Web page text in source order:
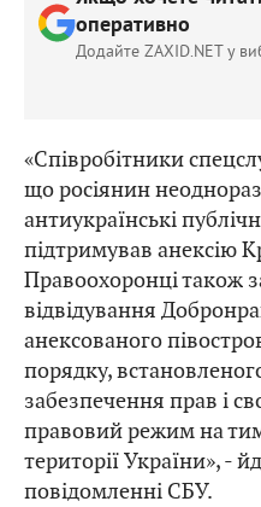
оперативно
Додайте ZAXID.NET у
«Співробітники
що росіянин
антиукраїнські
підтримував анексію
Правоохоронці також
відвідування
анексованого
порядку,
забезпечення прав і
правовий режим на
території України», -
повідомленні СБУ.